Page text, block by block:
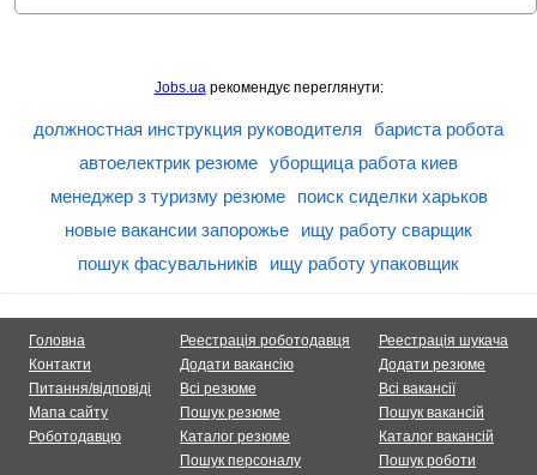
Jobs.uaрекомендує переглянути:
должностная инструкция руководителя
бариста робота
автоелектрик резюме уборщица работа киев
менеджер з туризму резюме
поиск сиделки харьков
новые вакансии запорожье
ищу работу сварщик
пошук фасувальників
ищу работу упаковщик
Головна
Контакти
Питання/відповіді
Мапа сайту
Роботодавцю
Реестрація роботодавця
Додати вакансію
Всі резюме
Пошук резюме
Каталог резюме
Пошук персоналу
Реестрація шукача
Додати резюме
Всі вакансії
Пошук вакансій
Каталог вакансій
Пошук роботи